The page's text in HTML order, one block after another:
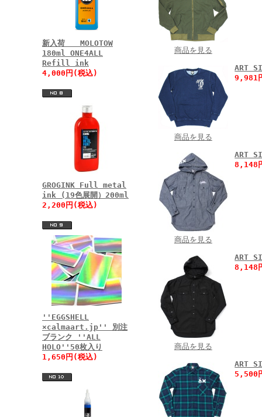
新入荷 MOLOTOW
180ml ONE4ALL
Refill ink
4,000円(税込)
GROGINK Full metal
ink (19色展開）200ml
2,200円(税込)
''EGGSHELL
×calmaart.jp'' 別注
ブランク ''ALL
HOLO''50枚入り
1,650円(税込)
商品を見る
商品を見る
ART
9,981
商品を見る
ART
8,148
商品を見る
ART
8,148
ART
5,500